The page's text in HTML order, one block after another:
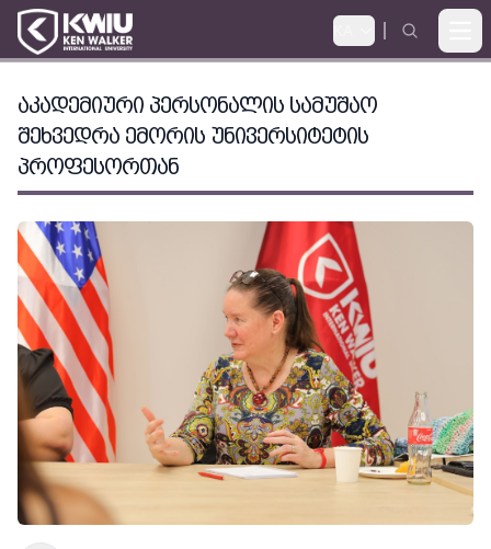
ᲐᲙᲐᲓᲔᲛᲘᲣᲠᲘ ᲞᲔᲠᲡᲝᲜᲐᲚᲘᲡ ᲡᲐᲛᲣᲨᲐᲝ
ᲨᲔᲮᲕᲔᲓᲠᲐ ᲔᲛᲝᲠᲘᲡ ᲣᲜᲘᲕᲔᲠᲡᲘᲢᲔᲢᲘᲡ
ᲞᲠᲝᲤᲔᲡᲝᲠᲗᲐᲜ